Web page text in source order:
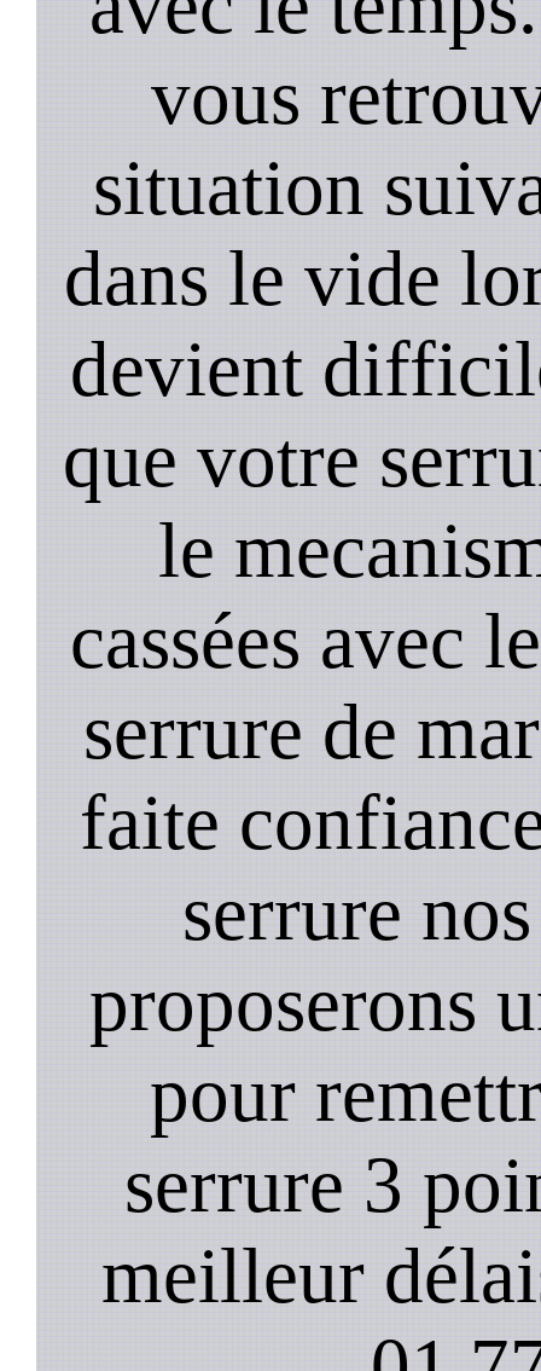
vous
situation
dans le vide
devient
que votre
le
cassées avec
serrure de
faite
serrure
proposerons
pour
serrure 3
meilleur